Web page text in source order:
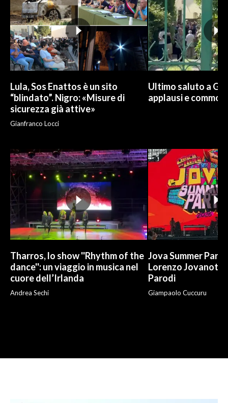
INFO AZIENDE
ABBONATI
ANNUNCI
NECROLOGI
PUBBLICITÀ
SPIAGGE
STORE
Lula, Sos Enattos è un sito
“blindato”. Nigro: «Misure di
sicurezza già attive»
Gianfranco Locci
Ultimo saluto a
applausi e
Tharros, lo show ''Rhythm of the
dance'': un viaggio in musica nel
cuore dell’Irlanda
Andrea Sechi
Jova Summer
Lorenzo Jovanotti
Parodi
Giampaolo Cuccuru